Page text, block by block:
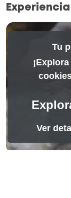
Experiencia
Tu
Ver